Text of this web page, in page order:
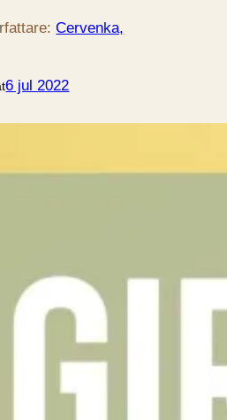
Cervenka,
6 jul 2022